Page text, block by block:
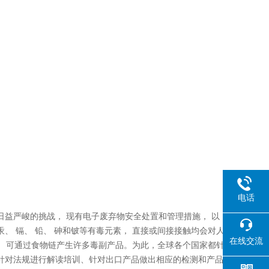
严峻的挑战， 现有电子废弃物安全处置和管理措施， 以
镉、 铅、 砷和铍等有毒元素， 直接或间接接触均会对人
通过食物链产生许多毒副产品。为此，全球各个国家都针
法规进行解读培训、针对出口产品做出相应的检测和产品
电话
在线交流